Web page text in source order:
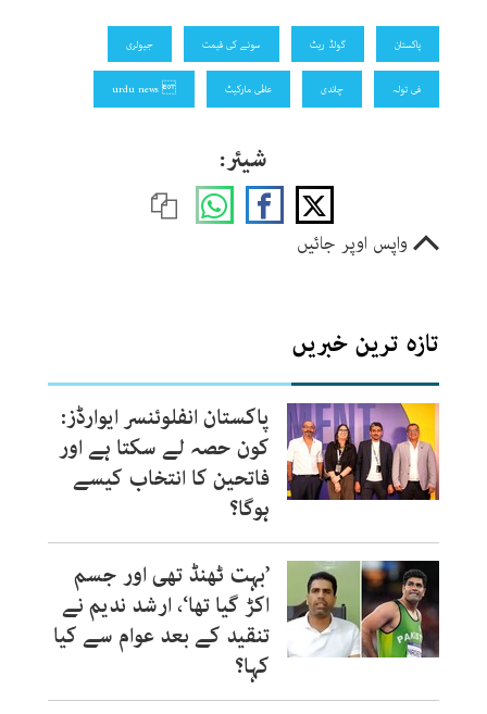
پاکستان گولڈ ریٹ سونے کی قیمت جیولری
فی تولہ چاندی عالمی مارکیٹ  urdu news
شیئر:
واپس اوپر جائیں
تازہ ترین خبریں
پاکستان انفلوئنسر ایوارڈز:
کون حصہ لے سکتا ہے اور
فاتحین کا انتخاب کیسے
ہوگا؟
’بہت ٹھنڈ تھی اور جسم
اکڑ گیا تھا‘، ارشد ندیم نے
تنقید کے بعد عوام سے کیا
کہا؟